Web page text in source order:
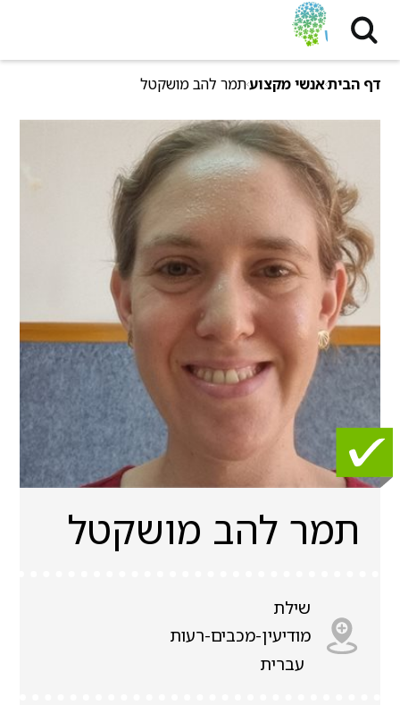
דף הביתאנשי מקצועתמר להב מושקטל
תמר להב מושקטל
שילת
מודיעין-מכבים-רעות
עברית